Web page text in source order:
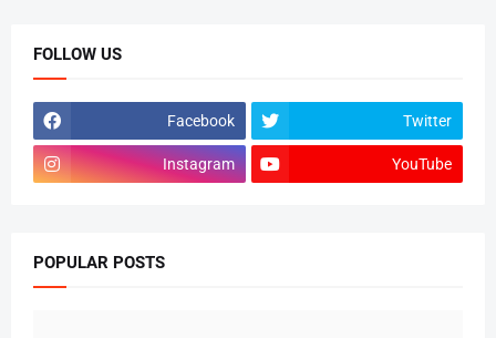
FOLLOW US
Facebook Twitter
Instagram YouTube
POPULAR POSTS